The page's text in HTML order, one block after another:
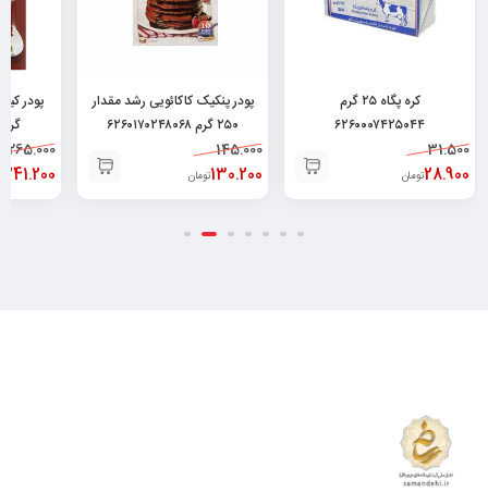
کره پگاه ۲۵ گرم
۶۲۶۰۰۰۷۴۲۵۰۴۴
31.500
28.900تومان
پودر پنکیک کاکائویی رشد مقدار
۲۵۰ گرم ۶۲۶۰۱۷۰۲۴۸۰۶۸
145.000
130.200تومان
گرم
265.000
241.200